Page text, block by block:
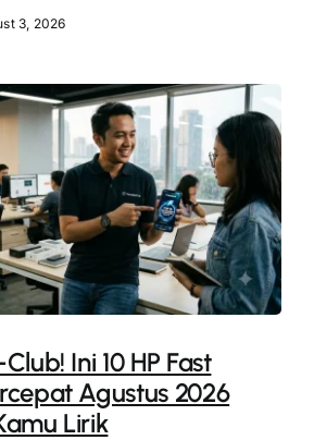
3, 2026
Ini 10 HP Fast
Agustus 2026
Lirik